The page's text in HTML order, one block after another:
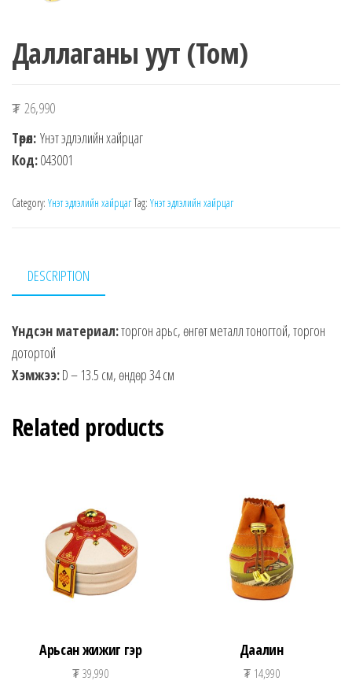
Даллаганы уут (Том)
₮ 26,990
Төрөл: Үнэт эдлэлийн хайрцаг
Код:043001
Category: Үнэт эдлэлийн хайрцагTag: Үнэт эдлэлийн хайрцаг
DESCRIPTION
Үндсэн материал:торгон арьс, өнгөт металл тоногтой, торгон
дотортой
Хэмжээ:D – 13.5 см, өндөр 34 см
Related products
Арьсан жижиг гэр
₮39,990
Даалин
₮14,990